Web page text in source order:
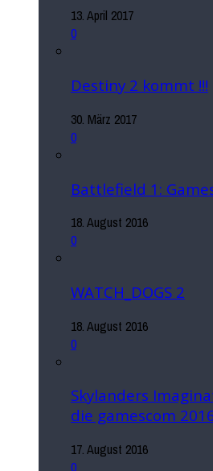
13. April 2017
0
Destiny 2 kommt !!!
30. März 2017
0
Battlefield 1:
18. August 2016
0
WATCH_DOGS 2
18. August 2016
0
Skylanders
die gamescom
17. August 2016
0